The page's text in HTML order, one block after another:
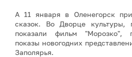
А 11 января в Оленегорск
сказок. Во Дворце культуры,
показали фильм "Морозко",
показы новогодних
Заполярья.